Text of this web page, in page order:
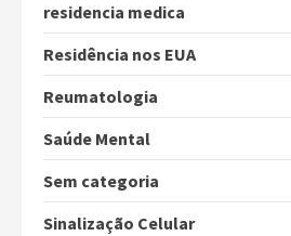
residencia medica
Residência nos EUA
Reumatologia
Saúde Mental
Sem categoria
Sinalização Celular